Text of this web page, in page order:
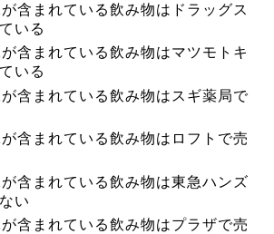
含まれている飲み物はドラッグス
いる
含まれている飲み物はマツモトキ
いる
含まれている飲み物はスギ薬局で
含まれている飲み物はロフトで売
含まれている飲み物は東急ハンズ
い
含まれている飲み物はプラザで売